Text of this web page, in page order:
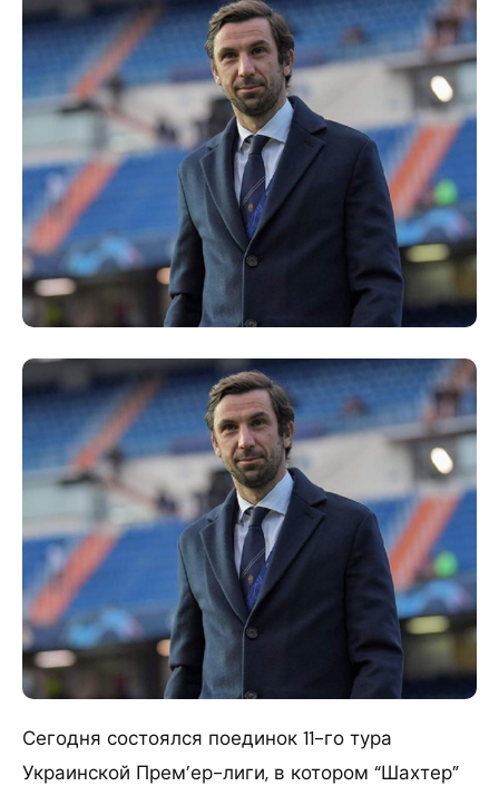
Сегодня состоялся поединок 11-го тура
Украинской Прем’ер-лиги, в котором “Шахтер”